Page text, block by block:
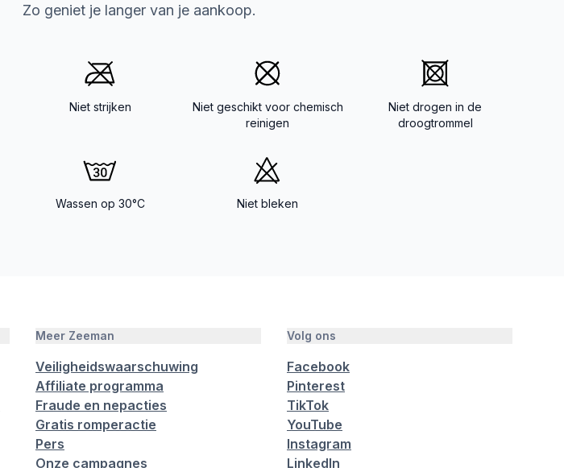
Zo geniet je langer van je aankoop.
Niet strijken
Niet geschikt voor chemisch
reinigen
Niet drogen in de
droogtrommel
Wassen op 30°C Niet bleken
Meer Zeeman
Veiligheidswaarschuwing
Affiliate programma
Fraude en nepacties
Gratis romperactie
Pers
Onze campagnes
Volg ons
Facebook
Pinterest
TikTok
YouTube
Instagram
LinkedIn